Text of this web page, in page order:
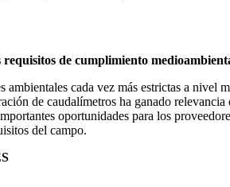
requisitos de cumplimiento
ambientales cada vez más estrictas a
de caudalímetros ha ganado
oportunidades para los
del campo.